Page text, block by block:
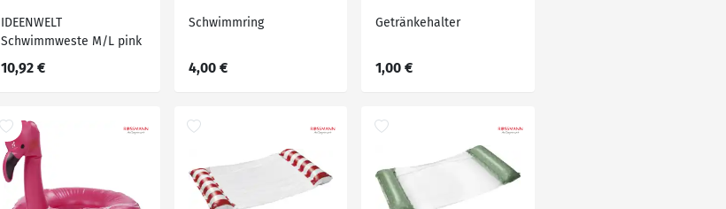
IDEENWELT
Schwimmweste M/L pink
10,92 €
Schwimmring
4,00 €
Getränkehalter
1,00 €